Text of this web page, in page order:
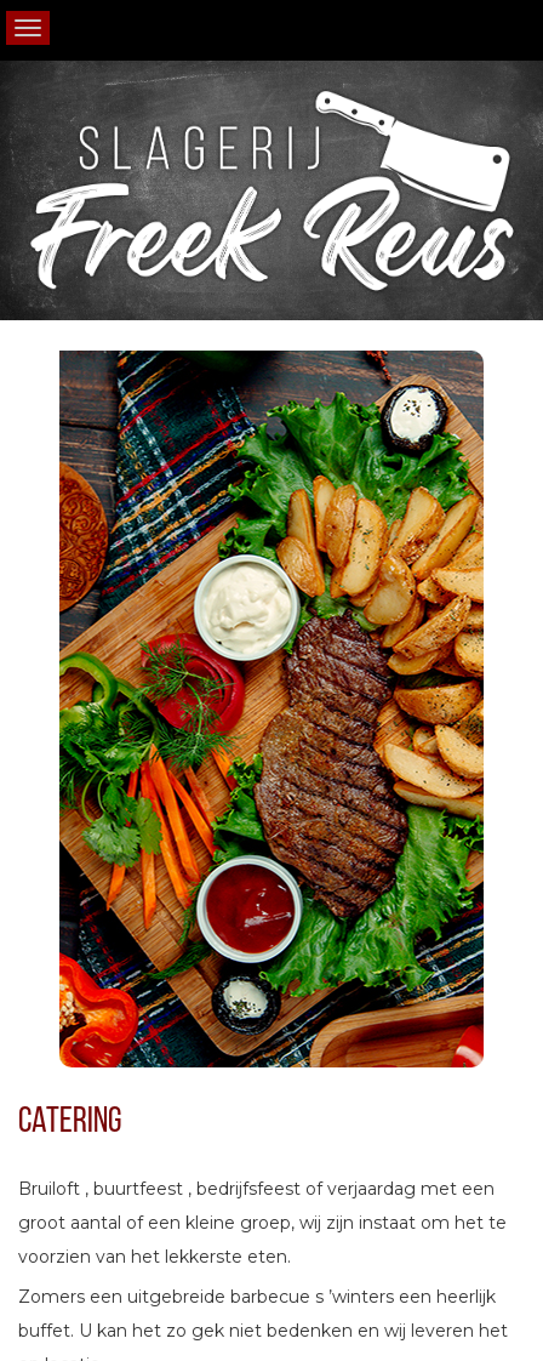
Catering
Bruiloft , buurtfeest , bedrijfsfeest of verjaardag met een
groot aantal of een kleine groep, wij zijn instaat om het te
voorzien van het lekkerste eten.
Zomers een uitgebreide barbecue s ’winters een heerlijk
buffet. U kan het zo gek niet bedenken en wij leveren het